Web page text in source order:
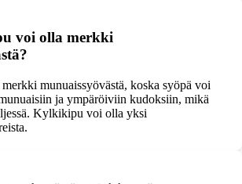
voi olla merkki
munuaissyövästä, koska syöpä voi
ja ympäröiviin kudoksiin, mikä
Kylkikipu voi olla yksi